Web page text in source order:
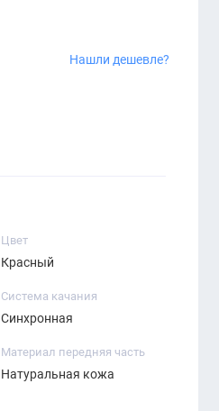
Нашли дешевле?
Цвет
Красный
Система качания
Синхронная
Материал передняя часть
Натуральная кожа